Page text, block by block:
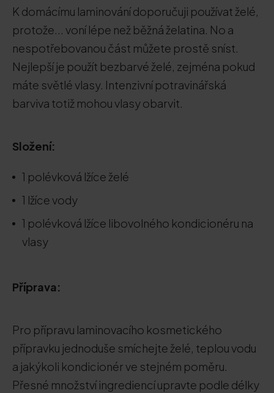
K domácímu laminování doporučuji používat želé,
protože... voní lépe než běžná želatina. No a
nespotřebovanou část můžete prostě sníst.
Nejlepší je použít bezbarvé želé, zejména pokud
máte světlé vlasy. Intenzivní potravinářská
barviva totiž mohou vlasy obarvit.
Složení:
1 polévková lžíce želé
1 lžíce vody
1 polévková lžíce libovolného kondicionéru na
vlasy
Příprava:
Pro přípravu laminovacího kosmetického
přípravku jednoduše smíchejte želé, teplou vodu
a jakýkoli kondicionér ve stejném poměru.
Přesné množství ingrediencí upravte podle délky